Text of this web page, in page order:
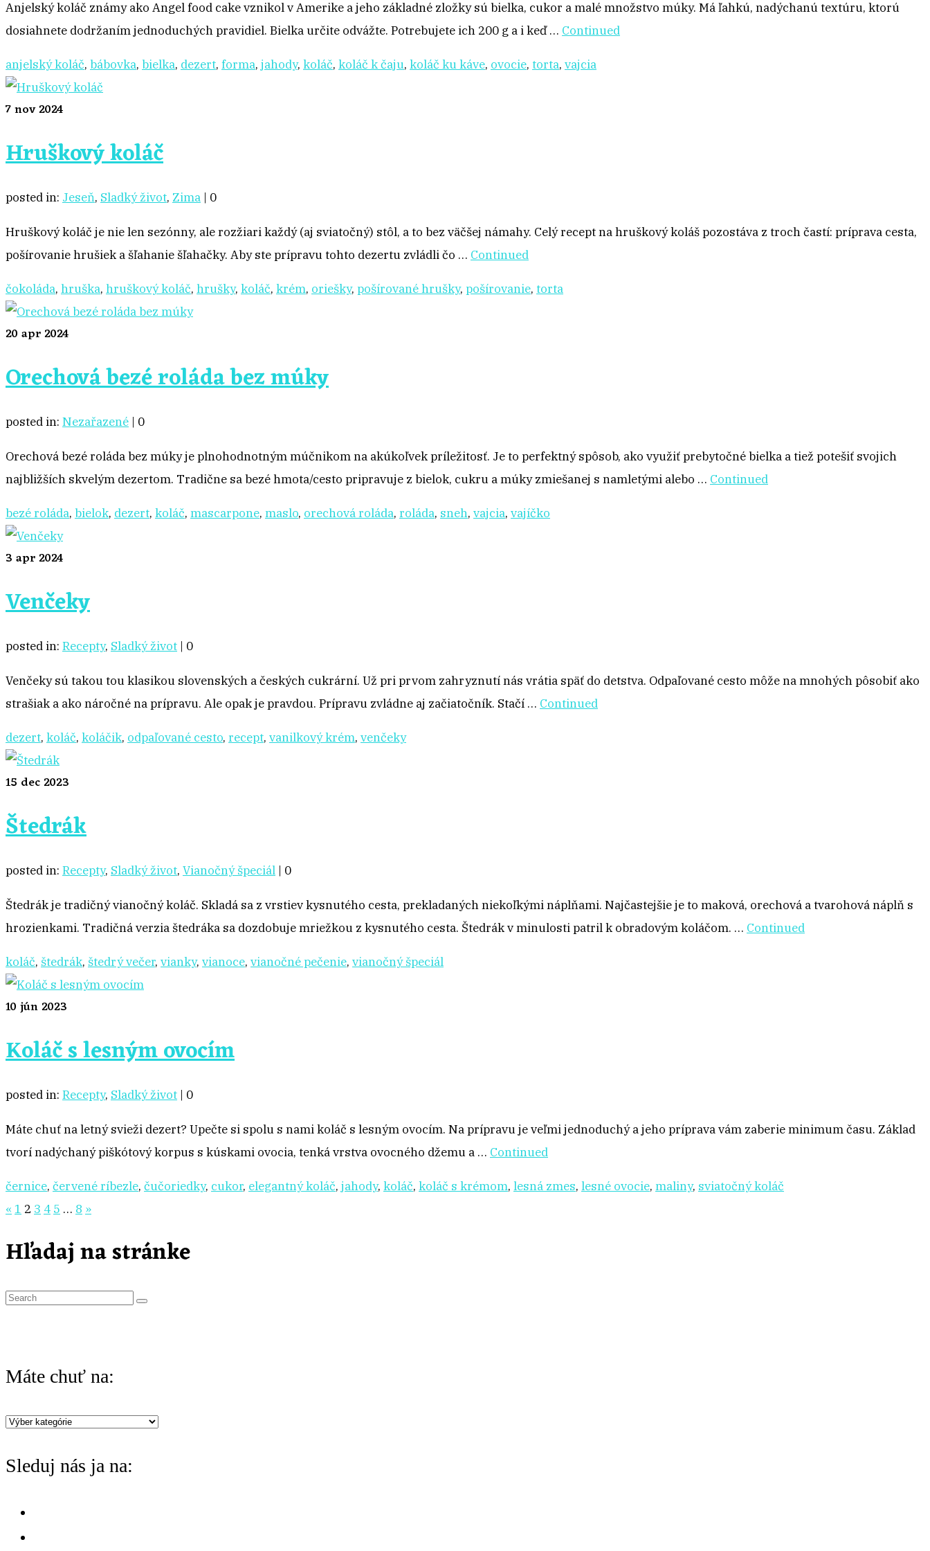
Anjelský koláč známy ako Angel food cake vznikol v Amerike a jeho základné zložky sú bielka, cukor a malé množstvo múky. Má ľahkú, nadýchanú textúru, ktorú
dosiahnete dodržaním jednoduchých pravidiel. Bielka určite odvážte. Potrebujete ich 200 g a i keď … Continued
anjelský koláč, bábovka, bielka, dezert, forma, jahody, koláč, koláč k čaju, koláč ku káve, ovocie, torta, vajcia
7nov 2024
Hruškový koláč
posted in: Jeseň, Sladký život, Zima | 0
Hruškový koláč je nie len sezónny, ale rozžiari každý (aj sviatočný) stôl, a to bez väčšej námahy. Celý recept na hruškový koláš pozostáva z troch častí: príprava cesta,
pošírovanie hrušiek a šľahanie šľahačky. Aby ste prípravu tohto dezertu zvládli čo … Continued
čokoláda, hruška, hruškový koláč, hrušky, koláč, krém, oriešky, pošírované hrušky, pošírovanie, torta
20 apr 2024
Orechová bezé roláda bez múky
posted in: Nezařazené | 0
Orechová bezé roláda bez múky je plnohodnotným múčnikom na akúkoľvek príležitosť. Je to perfektný spôsob, ako využiť prebytočné bielka a tiež potešiť svojich
najbližších skvelým dezertom. Tradične sa bezé hmota/cesto pripravuje z bielok, cukru a múky zmiešanej s namletými alebo … Continued
bezé roláda, bielok, dezert, koláč, mascarpone, maslo, orechová roláda, roláda, sneh, vajcia, vajíčko
3 apr 2024
Venčeky
posted in: Recepty, Sladký život | 0
Venčeky sú takou tou klasikou slovenských a českých cukrární. Už pri prvom zahryznutí nás vrátia späť do detstva. Odpaľované cesto môže na mnohých pôsobiť ako
strašiak a ako náročné na prípravu. Ale opak je pravdou. Prípravu zvládne aj začiatočník. Stačí … Continued
dezert, koláč, koláčik, odpaľované cesto, recept, vanilkový krém, venčeky
15 dec 2023
Štedrák
posted in: Recepty, Sladký život, Vianočný špeciál | 0
Štedrák je tradičný vianočný koláč. Skladá sa z vrstiev kysnutého cesta, prekladaných niekoľkými náplňami. Najčastejšie je to maková, orechová a tvarohová náplň s
hrozienkami. Tradičná verzia štedráka sa dozdobuje mriežkou z kysnutého cesta. Štedrák v minulosti patril k obradovým koláčom. … Continued
koláč, štedrák, štedrý večer, vianky, vianoce, vianočné pečenie, vianočný špeciál
10 jún 2023
Koláč s lesným ovocím
posted in: Recepty, Sladký život | 0
Máte chuť na letný svieži dezert? Upečte si spolu s nami koláč s lesným ovocím. Na prípravu je veľmi jednoduchý a jeho príprava vám zaberie minimum času. Základ
tvorí nadýchaný piškótový korpus s kúskami ovocia, tenká vrstva ovocného džemu a … Continued
černice, červené ríbezle, čučoriedky, cukor, elegantný koláč, jahody, koláč, koláč s krémom, lesná zmes, lesné ovocie, maliny, sviatočný koláč
Stránkovanie
príspevkov
« 1 2 3 4 5 … 8 »
Hľadaj na stránke
S
c
f
o
Máte chuť na:
Máte
na:
Sleduj nás ja na: